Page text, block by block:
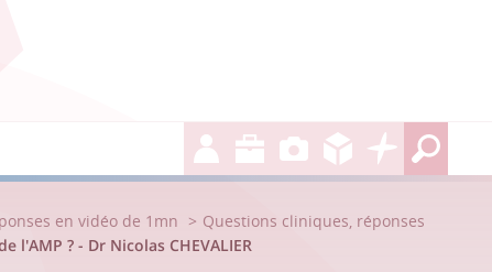
en vidéo de 1mn
Questions cliniques, réponses
? - Dr Nicolas CHEVALIER